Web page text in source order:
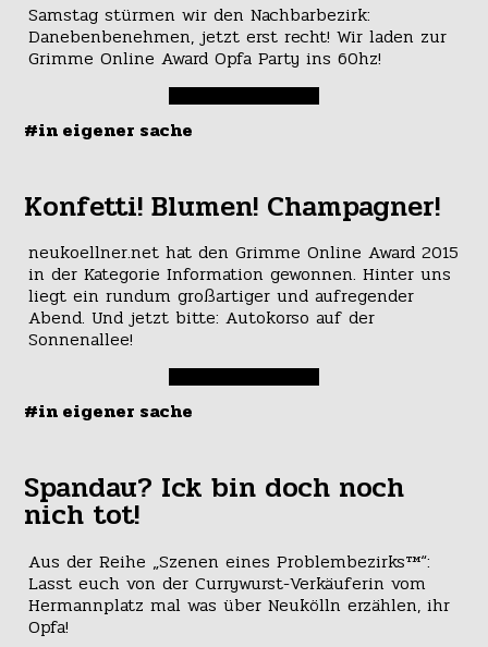
Samstag stürmen wir den Nachbarbezirk:
Danebenbenehmen, jetzt erst recht! Wir laden zur
Grimme Online Award Opfa Party ins 60hz!
#in eigener sache
Konfetti! Blumen! Champagner!
neukoellner.net hat den Grimme Online Award 2015
in der Kategorie Information gewonnen. Hinter uns
liegt ein rundum großartiger und aufregender
Abend. Und jetzt bitte: Autokorso auf der
Sonnenallee!
#in eigener sache
Spandau? Ick bin doch noch
nich tot!
Aus der Reihe „Szenen eines Problembezirks™“:
Lasst euch von der Currywurst-Verkäuferin vom
Hermannplatz mal was über Neukölln erzählen, ihr
Opfa!